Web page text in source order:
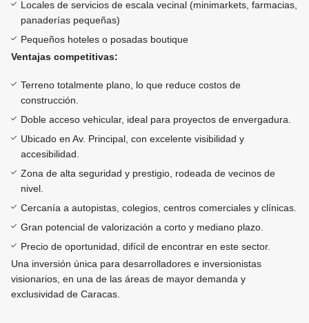
Locales de servicios de escala vecinal (minimarkets, farmacias,
panaderías pequeñas)
Pequeños hoteles o posadas boutique
Ventajas competitivas:
Terreno totalmente plano, lo que reduce costos de
construcción.
Doble acceso vehicular, ideal para proyectos de envergadura.
Ubicado en Av. Principal, con excelente visibilidad y
accesibilidad.
Zona de alta seguridad y prestigio, rodeada de vecinos de
nivel.
Cercanía a autopistas, colegios, centros comerciales y clínicas.
Gran potencial de valorización a corto y mediano plazo.
Precio de oportunidad, difícil de encontrar en este sector.
Una inversión única para desarrolladores e inversionistas
visionarios, en una de las áreas de mayor demanda y
exclusividad de Caracas.